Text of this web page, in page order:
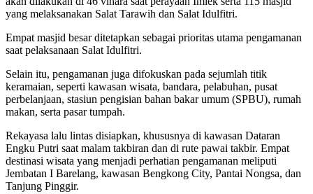
yang melaksanakan Salat Tarawih dan Salat Idulfitri.
Empat masjid besar ditetapkan sebagai prioritas utama pengamanan
saat pelaksanaan Salat Idulfitri.
Selain itu, pengamanan juga difokuskan pada sejumlah titik
keramaian, seperti kawasan wisata, bandara, pelabuhan, pusat
perbelanjaan, stasiun pengisian bahan bakar umum (SPBU), rumah
makan, serta pasar tumpah.
Rekayasa lalu lintas disiapkan, khususnya di kawasan Dataran
Engku Putri saat malam takbiran dan di rute pawai takbir. Empat
destinasi wisata yang menjadi perhatian pengamanan meliputi
Jembatan I Barelang, kawasan Bengkong City, Pantai Nongsa, dan
Tanjung Pinggir.